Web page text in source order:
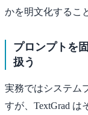
かを明文化するこ
プロンプトを
扱う
実務ではシステム
すが、TextGrad は